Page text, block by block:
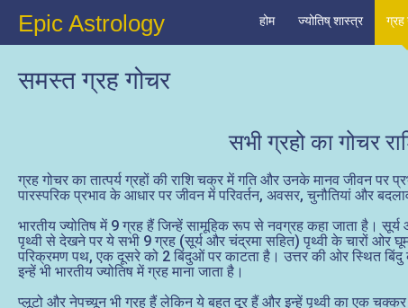
Epic Astrology होम ज्योतिष् शास्त्र ग्रह
समस्त ग्रह गोचर
सभी ग्रहो का गोचर
ग्रह गोचर का तात्पर्य ग्रहों की राशि चक्र में गति और उनके मानव जीवन
पारस्परिक प्रभाव के आधार पर जीवन में परिवर्तन, अवसर, चुनौतियां और
भारतीय ज्योतिष में 9 ग्रह हैं जिन्हें सामूहिक रूप से नवग्रह कहा जाता है।
पृथ्वी से देखने पर ये सभी 9 ग्रह (सूर्य और चंद्रमा सहित) पृथ्वी के चारों ओर
परिक्रमण पथ, एक दूसरे को 2 बिंदुओं पर काटता है। उत्तर की ओर स्थित बिंदु
इन्हें भी भारतीय ज्योतिष में ग्रह माना जाता है।
प्लूटो और नेपच्यून भी ग्रह हैं लेकिन ये बहुत दूर हैं और इन्हें पृथ्वी का एक